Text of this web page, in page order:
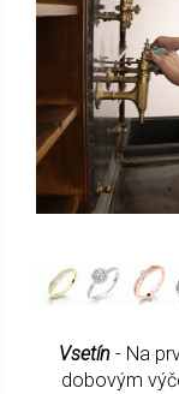
Vsetín - Na
dobovým